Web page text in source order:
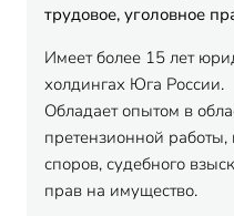
трудовое, уголовное
Имеет более 15 лет
холдингах Юга России.
Обладает опытом в
претензионной
споров, судебного
прав на имущество.